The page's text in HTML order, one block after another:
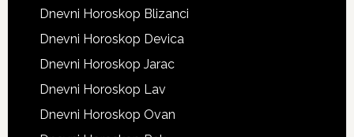
Dnevni Horoskop Blizanci
Dnevni Horoskop Devica
Dnevni Horoskop Jarac
Dnevni Horoskop Lav
Dnevni Horoskop Ovan